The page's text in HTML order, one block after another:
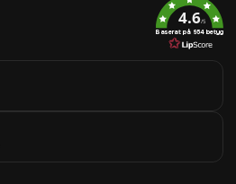
4.6/5
Baserat på 954 betyg